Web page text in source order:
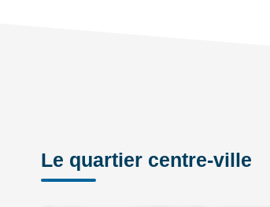
Le quartier centre-ville